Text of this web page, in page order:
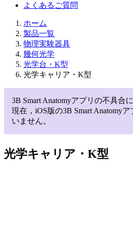
よくあるご質問
ホーム
製品一覧
物理実験器具
幾何光学
光学台・K型
光学キャリア・K型
3B Smart Anatomyアプリの不具合
現在，iOS版の3B Smart Anatomy
いません。
光学キャリア・K型